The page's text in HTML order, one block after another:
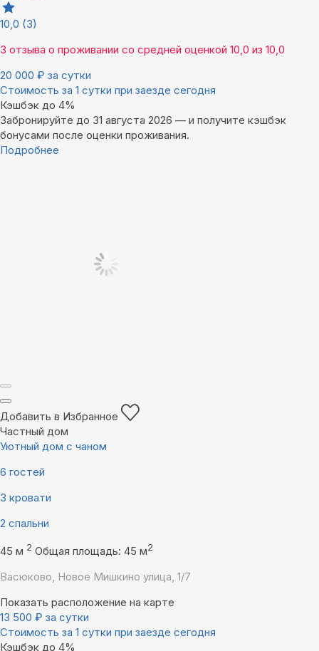
10,0 (3)
3 отзыва о проживании со средней оценкой 10,0 из 10,0
20 000 ₽ за сутки
Стоимость за 1 сутки при заезде сегодня
Кэшбэк до 4%
Забронируйте до 31 августа 2026 — и получите кэшбэк
бонусами после оценки проживания.
Подробнее
Добавить в Избранное
Частный дом
Уютный дом с чаном
6 гостей
3 кровати
2 спальни
45 м 2 Общая площадь: 45 м2
Васюково, Новое Мишкино улица, 1/7
Показать расположение на карте
13 500 ₽ за сутки
Стоимость за 1 сутки при заезде сегодня
Кэшбэк до 4%